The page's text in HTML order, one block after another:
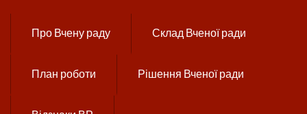
Про Вчену раду Склад Вченої ради
План роботи Рішення Вченої ради